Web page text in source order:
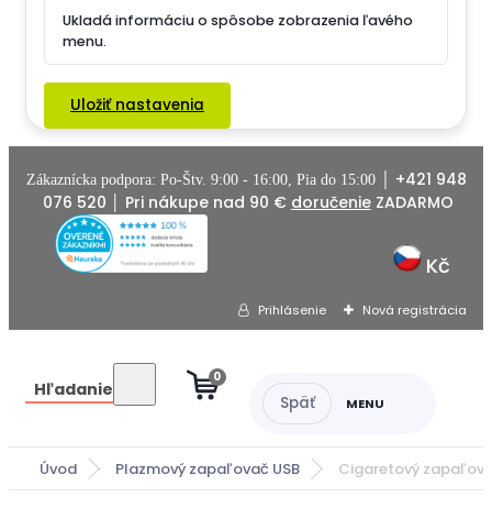
Ukladá informáciu o spôsobe zobrazenia ľavého
menu.
Uložiť nastavenia
Zákaznícka podpora: Po-Štv. 9:00 - 16:00, Pia do 15:00 │ +421 948
076 520
│ Pri nákupe nad 90 € doručenieZADARMO
Kč
Prihlásenie Nová registrácia
Hľadanie
0
Úvod Plazmový zapaľovač USB Cigaretový